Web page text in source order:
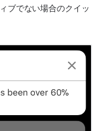
ブでない場合のクイッ